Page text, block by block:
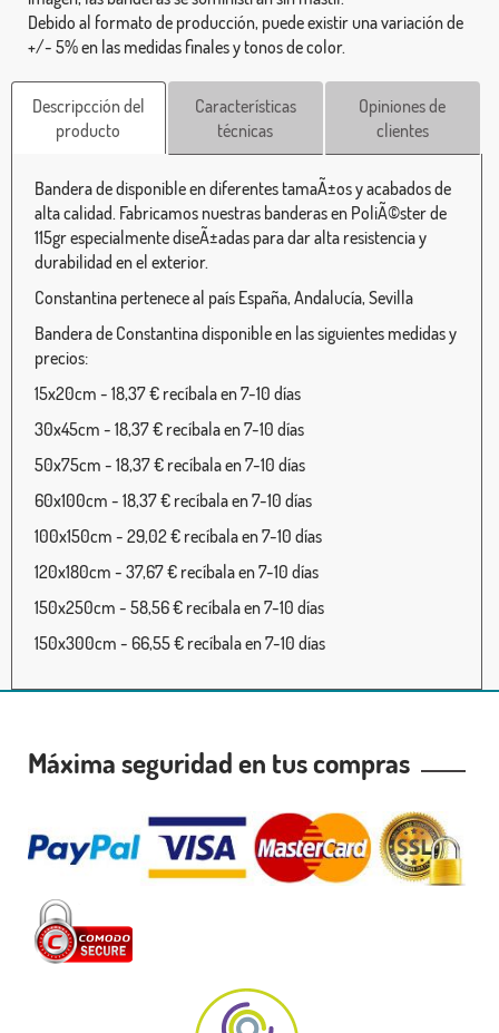
Debido al formato de producción, puede existir una variación de
+/- 5% en las medidas finales y tonos de color.
Descripcción del
producto
Características
técnicas
Opiniones de
clientes
Bandera de disponible en diferentes tamaÃ±os y acabados de
alta calidad. Fabricamos nuestras banderas en PoliÃ©ster de
115gr especialmente diseÃ±adas para dar alta resistencia y
durabilidad en el exterior.
Constantina pertenece al país España, Andalucía, Sevilla
Bandera de Constantina disponible en las siguientes medidas y
precios:
15x20cm - 18,37 € recíbala en 7-10 días
30x45cm - 18,37 € recíbala en 7-10 días
50x75cm - 18,37 € recíbala en 7-10 días
60x100cm - 18,37 € recíbala en 7-10 días
100x150cm - 29,02 € recíbala en 7-10 días
120x180cm - 37,67 € recíbala en 7-10 días
150x250cm - 58,56 € recíbala en 7-10 días
150x300cm - 66,55 € recíbala en 7-10 días
Máxima seguridad en tus compras